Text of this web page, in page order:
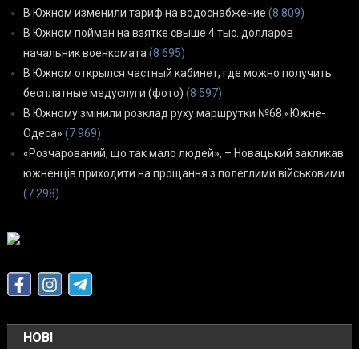
В Южном изменили тариф на водоснабжение (8 809)
В Южном пойман на взятке свыше 4 тыс. долларов
начальник военкомата (8 695)
В Южном открылся частный кабинет, где можно получить
бесплатные медуслуги (фото) (8 597)
В Южному змінили розклад руху маршрутки №68 «Южне-
Одеса» (7 969)
«Розчарований, що так мало людей», – Новацький закликав
южненців приходити на прощання з полеглими військовими
(7 298)
НОВІ